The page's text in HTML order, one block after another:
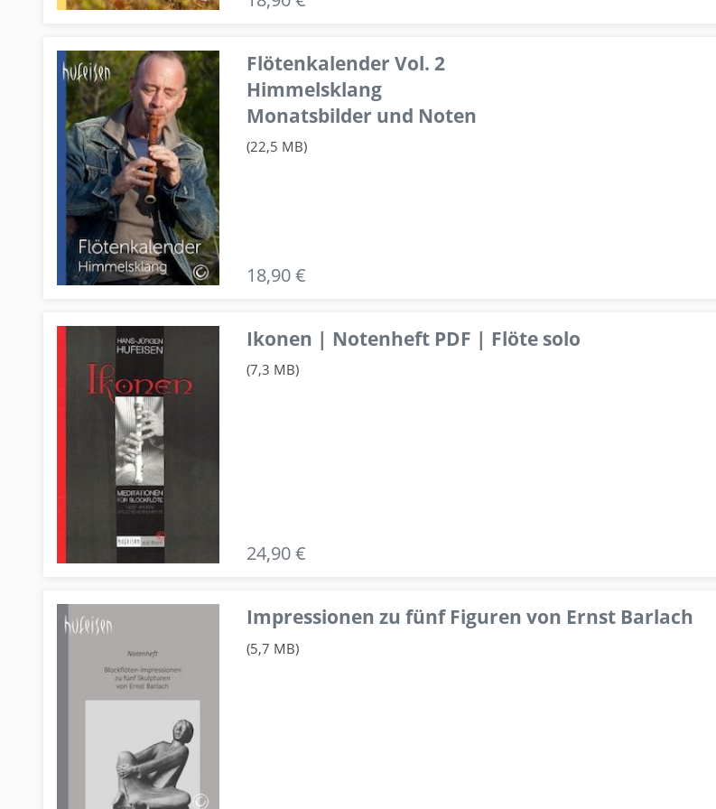
Flötenkalender Vol. 2
Himmelsklang
Monatsbilder und Noten
(22,5 MB)
18,90 €
Ikonen | Notenheft PDF | Flöte solo
(7,3 MB)
24,90 €
Impressionen zu fünf Figuren von Ernst Barlach
(5,7 MB)